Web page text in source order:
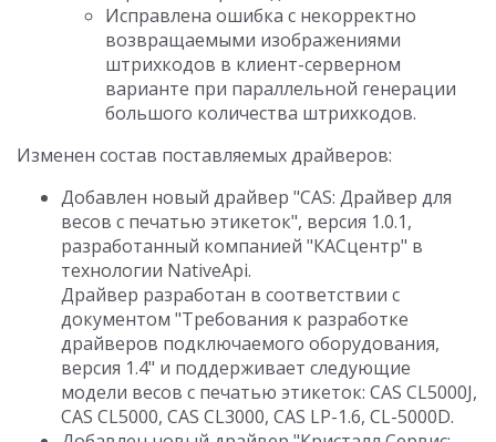
Исправлена ошибка с некорректно
возвращаемыми изображениями
штрихкодов в клиент-серверном
варианте при параллельной генерации
большого количества штрихкодов.
Изменен состав поставляемых драйверов:
Добавлен новый драйвер "CAS: Драйвер для
весов с печатью этикеток", версия 1.0.1,
разработанный компанией "КАСцентр" в
технологии NativeApi.
Драйвер разработан в соответствии с
документом "Требования к разработке
драйверов подключаемого оборудования,
версия 1.4" и поддерживает следующие
модели весов с печатью этикеток: CAS CL5000J,
CAS CL5000, CAS CL3000, CAS LP-1.6, CL-5000D.